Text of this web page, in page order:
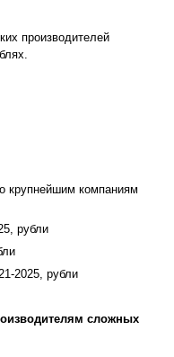
производителей
крупнейшим компаниям
рубли
2025, рубли
сложных